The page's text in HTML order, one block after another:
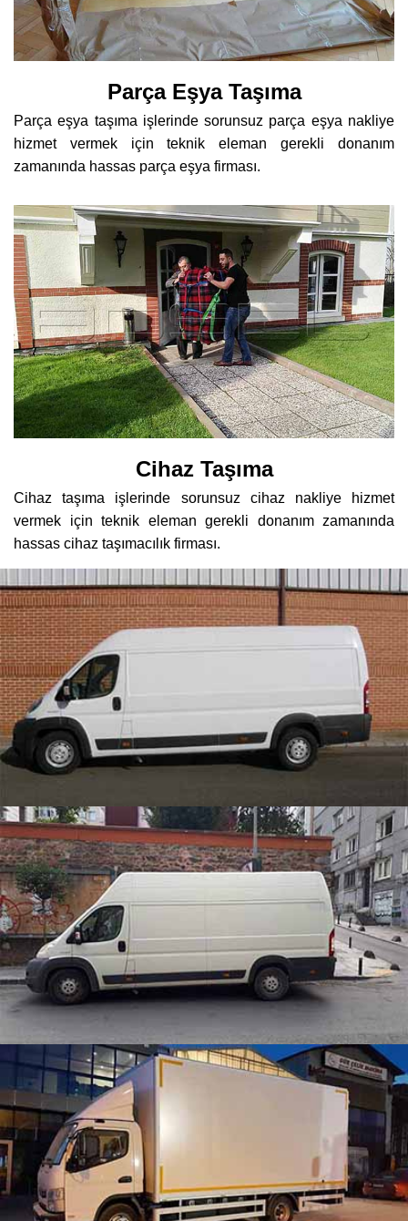
Parça Eşya Taşıma
Parça eşya taşıma işlerinde sorunsuz parça eşya nakliye
hizmet vermek için teknik eleman gerekli donanım
zamanında hassas parça eşya firması.
Cihaz Taşıma
Cihaz taşıma işlerinde sorunsuz cihaz nakliye hizmet
vermek için teknik eleman gerekli donanım zamanında
hassas cihaz taşımacılık firması.